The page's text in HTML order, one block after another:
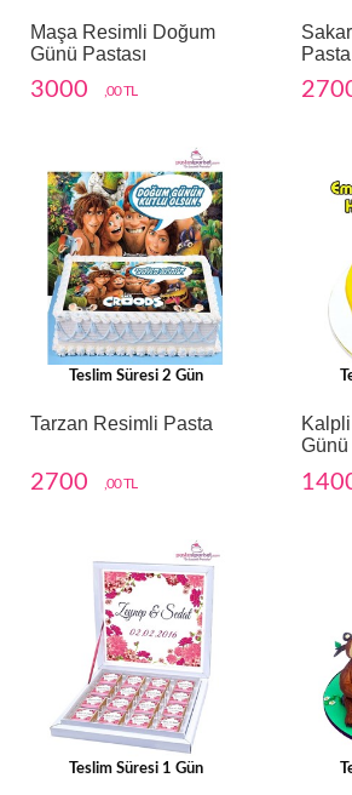
Maşa Resimli Doğum
Günü Pastası
3000 ,00 TL
Pasta
Teslim Süresi 2 Gün
Tarzan Resimli Pasta
2700 ,00 TL
Günü
Teslim Süresi 1 Gün